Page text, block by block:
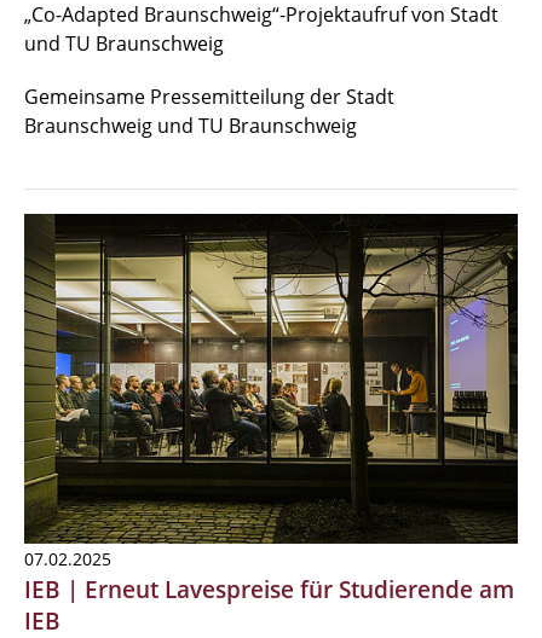
„Co-Adapted Braunschweig“-Projektaufruf von Stadt
und TU Braunschweig
Gemeinsame Pressemitteilung der Stadt
Braunschweig und TU Braunschweig
07.02.2025
IEB | Erneut Lavespreise für Studierende am
IEB